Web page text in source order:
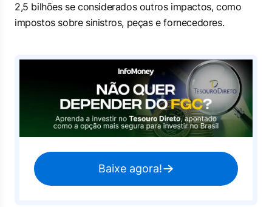
2,5 bilhões se considerados outros impactos, como
impostos sobre sinistros, peças e fornecedores.
Baixe agora!